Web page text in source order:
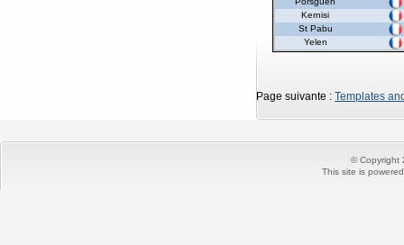
Kernisi
St Pabu
Yelen
Page suivante :Templates
© Copyright
This site is